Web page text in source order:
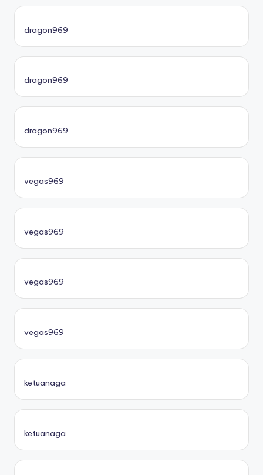
dragon969
dragon969
dragon969
vegas969
vegas969
vegas969
vegas969
ketuanaga
ketuanaga